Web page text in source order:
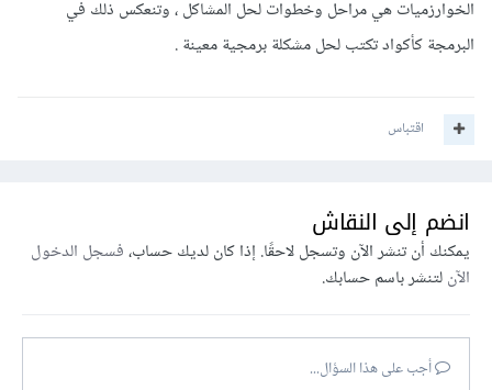
الخوارزميات هي مراحل وخطوات لحل المشاكل ، وتنعكس ذلك في
البرمجة كأكواد تكتب لحل مشكلة برمجية معينة .
اقتباس
انضم إلى النقاش
يمكنك أن تنشر الآن وتسجل لاحقًا. إذا كان لديك حساب،فسجل الدخول
الآنلتنشر باسم حسابك.
أجب على هذا السؤال...